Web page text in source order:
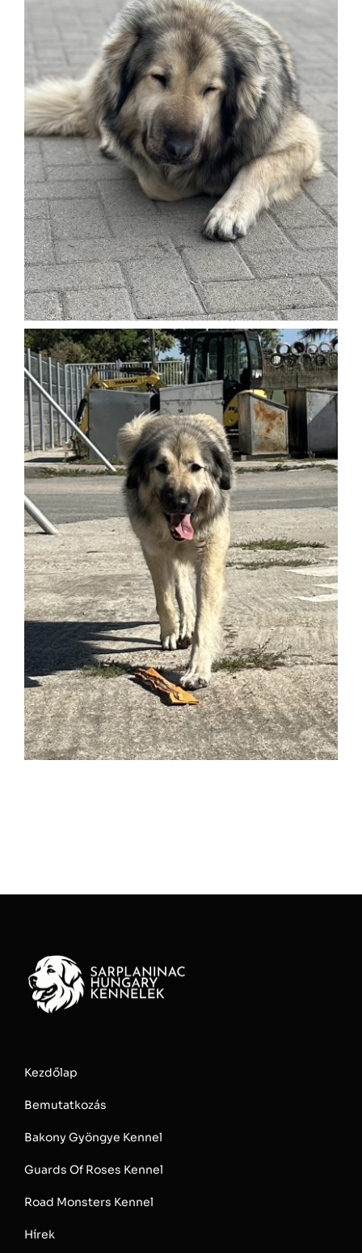
Kezdőlap
Bemutatkozás
Bakony Gyöngye Kennel
Guards Of Roses Kennel
Road Monsters Kennel
Hírek